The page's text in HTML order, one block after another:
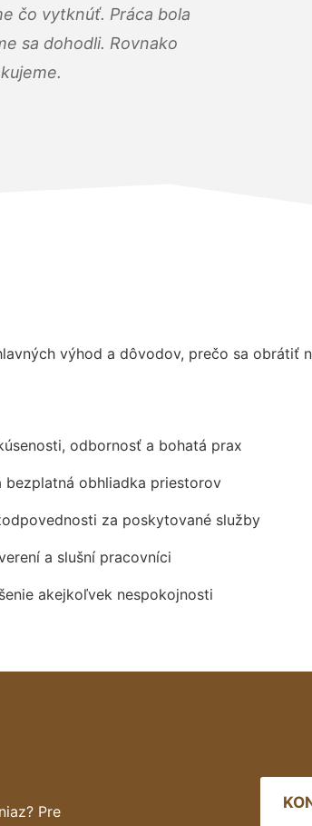
čo vytknúť. Práca bola
sa dohodli. Rovnako
výhod a dôvodov, prečo sa obrátiť
odbornosť a bohatá prax
bezplatná obhliadka priestorov
za poskytované služby
a slušní pracovníci
akejkoľvek nespokojnosti
Pre